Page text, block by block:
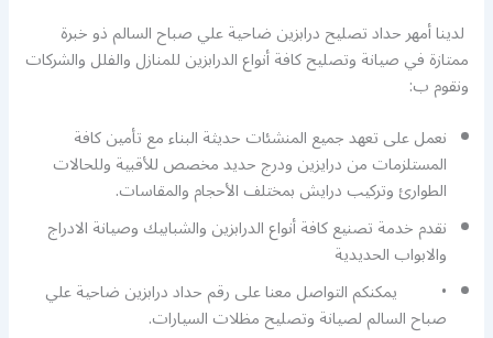
لدينا أمهر حداد تصليح درابزين ضاحية علي صباح السالم ذو خبرة
ممتازة في صيانة وتصليح كافة أنواع الدرابزين للمنازل والفلل والشركات
ونقوم ب:
نعمل على تعهد جميع المنشئات حديثة البناء مع تأمين كافة
المستلزمات من درايزين ودرج حديد مخصص للأقبية وللحالات
الطوارئ وتركيب درايش بمختلف الأحجام والمقاسات.
نقدم خدمة تصنيع كافة أنواع الدرابزين والشبابيك وصيانة الادراج
والابواب الحديدية
• يمكنكم التواصل معنا على رقم حداد درابزين ضاحية علي
صباح السالم لصيانة وتصليح مظلات السيارات.